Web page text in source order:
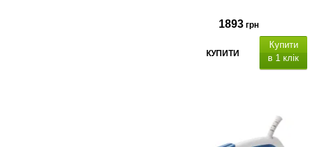
1893 грн
КУПИТИ
Купити
в 1 клік